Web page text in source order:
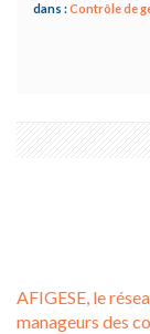
dans :Contrôle de
AFIGESE, le
manageurs des